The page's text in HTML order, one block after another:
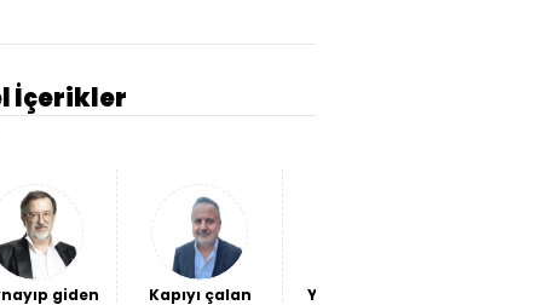
İçerikler
giden
Kapıyı çalan
Yeni ittifaklar